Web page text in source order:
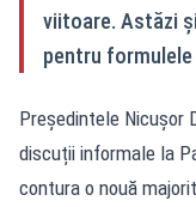
viitoare. Astăzi
pentru formulele
Președintele Nicușor
discuții informale la
contura o nouă